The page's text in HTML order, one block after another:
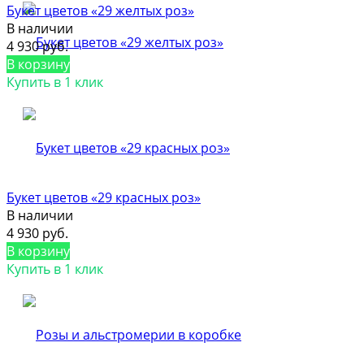
Букет цветов «29 желтых роз»
В наличии
4 930 руб.
В корзину
Купить в 1 клик
Букет цветов «29 красных роз»
В наличии
4 930 руб.
В корзину
Купить в 1 клик